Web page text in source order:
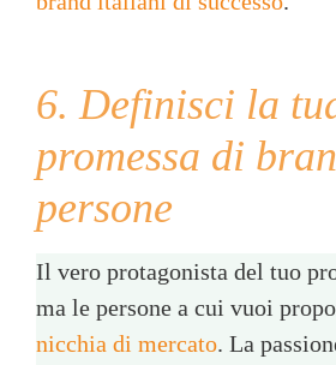
6. Definisci la
promessa di
persone
Il vero protagonista del tuo
ma le persone a cui vuoi
nicchia di mercato. La